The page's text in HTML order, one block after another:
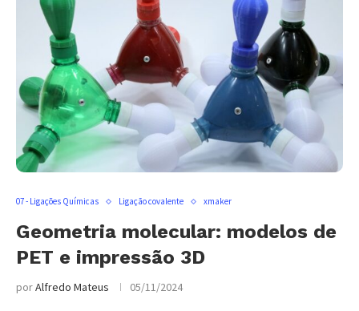
07 - Ligações Químicas Ligação covalente xmaker
Geometria molecular: modelos de
PET e impressão 3D
porAlfredo Mateus 05/11/2024